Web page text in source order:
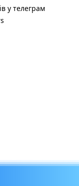
у телеграм